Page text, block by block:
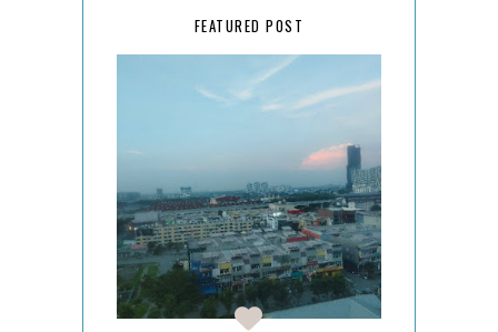
FEATURED POST